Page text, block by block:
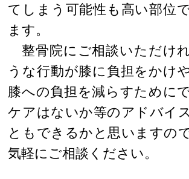
てしまう可能性も高い部位
ます。
整骨院にご相談いただけ
うな行動が膝に負担をかけ
膝への負担を減らすために
ケアはないか等のアドバイ
ともできるかと思いますの
気軽にご相談ください。